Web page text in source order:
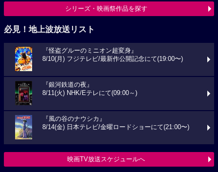
シリーズ・映画祭作品を探す
必見！地上波放送リスト
『怪盗グルーのミニオン超変身』
8/10(月) フジテレビ/最新作公開記念にて(19:00〜)
『銀河鉄道の夜』
8/11(火) NHK/Eテレにて(09:00～)
『風の谷のナウシカ』
8/14(金) 日本テレビ/金曜ロードショーにて(21:00〜)
映画TV放送スケジュールへ